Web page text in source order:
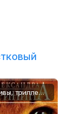
Детективы, триллеры